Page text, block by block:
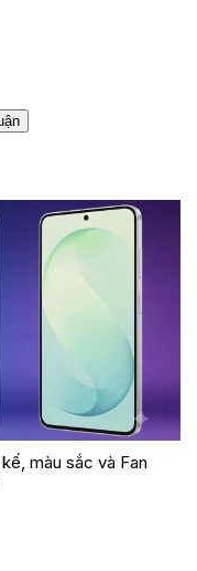
màu sắc và Fan